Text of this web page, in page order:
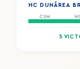
HC DUNĂREA
CSM
5